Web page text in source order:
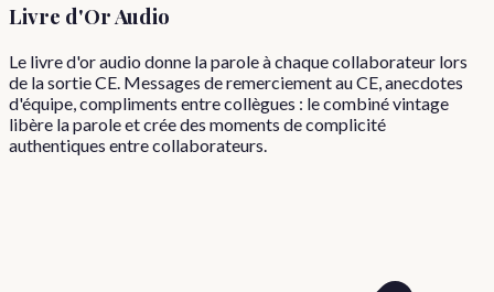
Livre d'Or Audio
Le livre d'or audio donne la parole à chaque collaborateur lors
de la sortie CE. Messages de remerciement au CE, anecdotes
d'équipe, compliments entre collègues : le combiné vintage
libère la parole et crée des moments de complicité
authentiques entre collaborateurs.